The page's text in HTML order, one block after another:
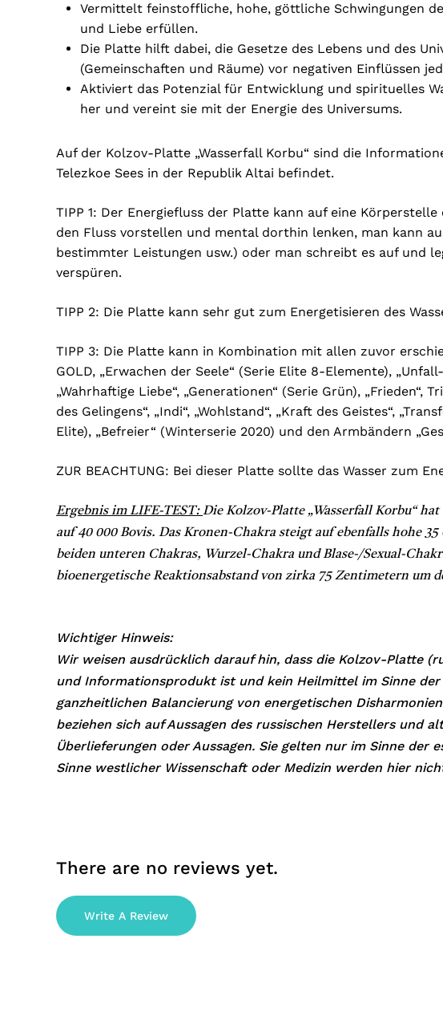
Vermittelt feinstoffliche, hohe, göttliche Schwingungen
und Liebe erfüllen.
Die Platte hilft dabei, die Gesetze des Lebens und des
(Gemeinschaften und Räume) vor negativen Einflüssen
Aktiviert das Potenzial für Entwicklung und spirituelles
her und vereint sie mit der Energie des Universums.
Auf der Kolzov-Platte „Wasserfall Korbu“ sind die
Telezkoe Sees in der Republik Altai befindet.
TIPP 1: Der Energiefluss der Platte kann auf eine
den Fluss vorstellen und mental dorthin lenken, man kann
bestimmter Leistungen usw.) oder man schreibt es auf und
verspüren.
TIPP 2: Die Platte kann sehr gut zum Energetisieren des
TIPP 3: Die Platte kann in Kombination mit allen zuvor
GOLD, „Erwachen der Seele“ (Serie Elite 8-Elemente),
„Wahrhaftige Liebe“, „Generationen“ (Serie Grün), „Frieden“,
des Gelingens“, „Indi“, „Wohlstand“, „Kraft des Geistes“,
Elite), „Befreier“ (Winterserie 2020) und den Armbändern
ZUR BEACHTUNG: Bei dieser Platte sollte das Wasser zum
Ergebnis im LIFE-TEST:Die Kolzov-Platte „Wasserfall Korbu“
auf 40 000 Bovis. Das Kronen-Chakra steigt auf ebenfalls hohe
beiden unteren Chakras, Wurzel-Chakra und Blase-/Sexual-
bioenergetische Reaktionsabstand von zirka 75 Zentimetern um
Wichtiger Hinweis:
Wir weisen ausdrücklich darauf hin, dass die Kolzov-Platte
und Informationsprodukt ist und kein Heilmittel im Sinne
ganzheitlichen Balancierung von energetischen
beziehen sich auf Aussagen des russischen Herstellers und
Überlieferungen oder Aussagen. Sie gelten nur im Sinne
Sinne westlicher Wissenschaft oder Medizin werden hier
There are no reviews yet.
Write A Review